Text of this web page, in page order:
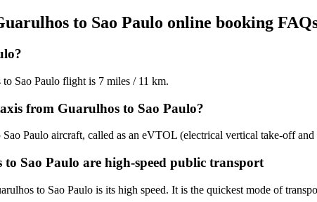
to Sao Paulo online booking
Sao Paulo flight is 7 miles / 11 km.
from Guarulhos to Sao Paulo?
Paulo aircraft, called as an eVTOL (electrical vertical take-off
Sao Paulo are high-speed public transport
to Sao Paulo is its high speed. It is the quickest mode of